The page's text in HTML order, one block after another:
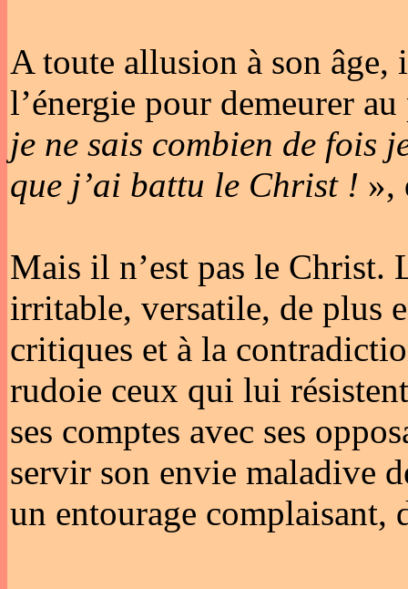
A toute allusion à son
l’énergie pour demeurer
je ne sais combien de fois
que j’ai battu le Christ ! »,
Mais il n’est pas le Christ.
irritable, versatile, de plus
critiques et à la
rudoie ceux qui lui
ses comptes avec ses
servir son envie maladive
un entourage complaisant,